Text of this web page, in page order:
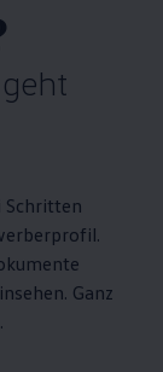
Schritten
Ganz